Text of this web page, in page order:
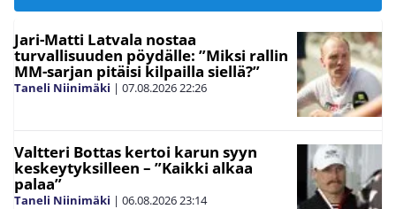
Jari-Matti Latvala nostaa
turvallisuuden pöydälle: ”Miksi rallin
MM-sarjan pitäisi kilpailla siellä?”
Taneli Niinimäki | 07.08.2026 22:26
Valtteri Bottas kertoi karun syyn
keskeytyksilleen – ”Kaikki alkaa
palaa”
Taneli Niinimäki | 06.08.2026 23:14